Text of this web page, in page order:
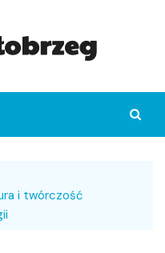
i twórczość